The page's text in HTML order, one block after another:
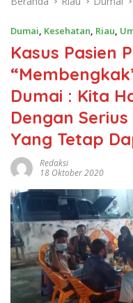
Dumai, Kesehatan, Riau,
Kasus Pasien
Dumai : Kita
Dengan
Yang Tetap
Redaksi
18 Oktober 2020